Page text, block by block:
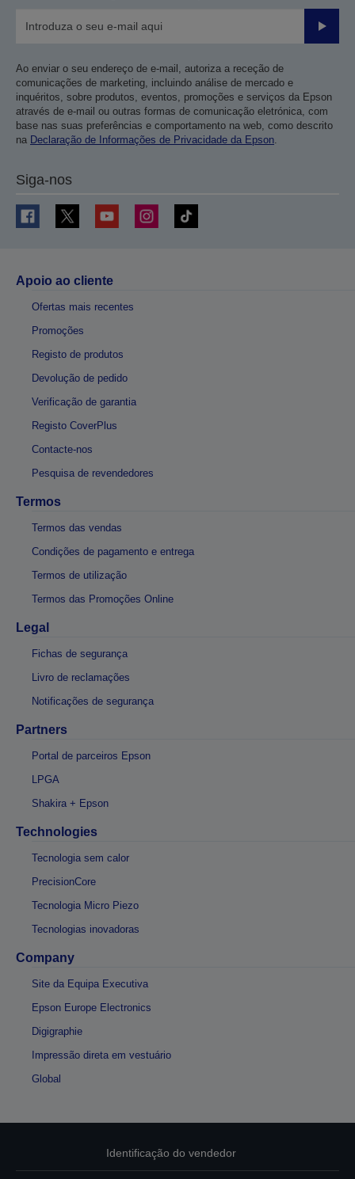
Enviar
Ao enviar o seu endereço de e-mail, autoriza a receção de
comunicações de marketing, incluindo análise de mercado e
inquéritos, sobre produtos, eventos, promoções e serviços da Epson
através de e-mail ou outras formas de comunicação eletrónica, com
base nas suas preferências e comportamento na web, como descrito
na Declaração de Informações de Privacidade da Epson
Siga-nos
Apoio ao cliente
Ofertas mais recentes
Promoções
Registo de produtos
Devolução de pedido
Verificação de garantia
Registo CoverPlus
Contacte-nos
Pesquisa de revendedores
Termos
Termos das vendas
Condições de pagamento e entrega
Termos de utilização
Termos das Promoções Online
Legal
Fichas de segurança
Livro de reclamações
Notificações de segurança
Partners
Portal de parceiros Epson
LPGA
Shakira + Epson
Technologies
Tecnologia sem calor
PrecisionCore
Tecnologia Micro Piezo
Tecnologias inovadoras
Company
Site da Equipa Executiva
Epson Europe Electronics
Digigraphie
Impressão direta em vestuário
Global
Identificação do vendedor